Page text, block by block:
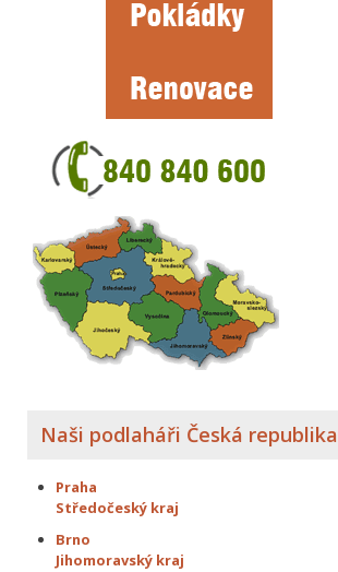
Naši podlaháři Česká republika
Praha
Středočeský kraj
Brno
Jihomoravský kraj